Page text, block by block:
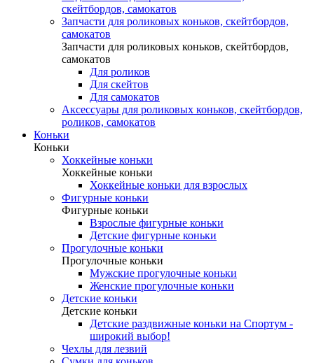
скейтбордов, самокатов
Запчасти для роликовых коньков, скейтбордов,
самокатов
Запчасти для роликовых коньков, скейтбордов,
самокатов
Для роликов
Для скейтов
Для самокатов
Аксессуары для роликовых коньков, скейтбордов,
роликов, самокатов
Коньки
Коньки
Хоккейные коньки
Хоккейные коньки
Хоккейные коньки для взрослых
Фигурные коньки
Фигурные коньки
Взрослые фигурные коньки
Детские фигурные коньки
Прогулочные коньки
Прогулочные коньки
Мужские прогулочные коньки
Женские прогулочные коньки
Детские коньки
Детские коньки
Детские раздвижные коньки на Спортум -
широкий выбор!
Чехлы для лезвий